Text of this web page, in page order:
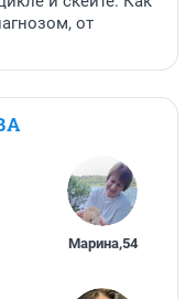
от
Марина,54